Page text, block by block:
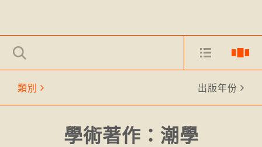
類別 出版年份
學術著作：潮學